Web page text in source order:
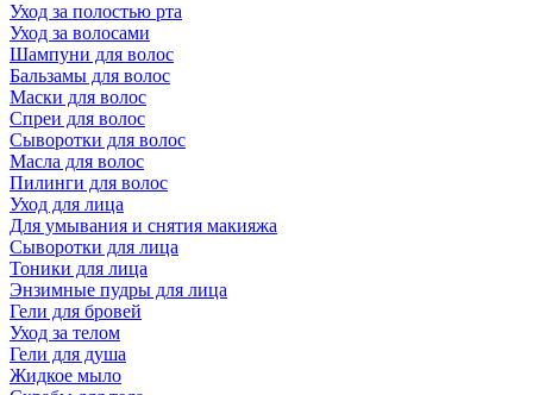
Уход за полостью рта
Уход за волосами
Шампуни для волос
Бальзамы для волос
Маски для волос
Спреи для волос
Сыворотки для волос
Масла для волос
Пилинги для волос
Уход для лица
Для умывания и снятия макияжа
Сыворотки для лица
Тоники для лица
Энзимные пудры для лица
Гели для бровей
Уход за телом
Гели для душа
Жидкое мыло